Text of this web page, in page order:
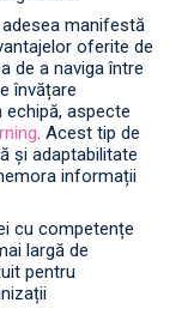
manifestă
oferite de
de a naviga între
învățare
aspecte
. Acest tip de
și adaptabilitate
informații
cu competențe
largă de
pentru